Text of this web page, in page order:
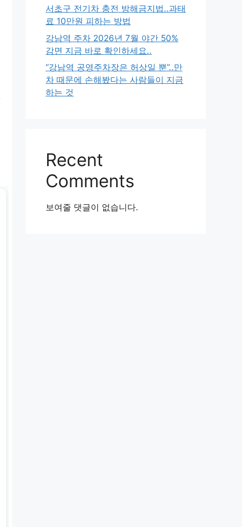
서초구 전기차 충전 방해금지법..과태
료 10만원 피하는 방법
강남역 주차 2026년 7월 야간 50%
감면 지금 바로 확인하세요..
“강남역 공영주차장은 허상일 뿐”..만
차 때문에 손해봤다는 사람들이 지금
하는 것
Recent
Comments
보여줄 댓글이 없습니다.